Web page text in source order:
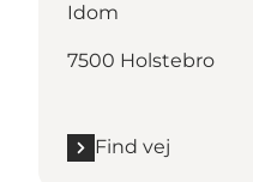
Idom
7500 Holstebro
Find vej